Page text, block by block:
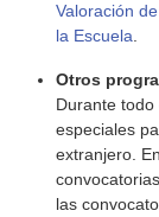
Valoración
la Escuela
Otros
Durante
especiales
extranjero.
las